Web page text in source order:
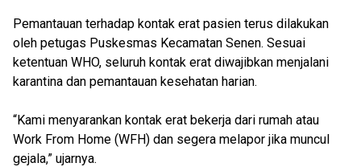
Pemantauan terhadap kontak erat pasien terus dilakukan
oleh petugas Puskesmas Kecamatan Senen. Sesuai
ketentuan WHO, seluruh kontak erat diwajibkan menjalani
karantina dan pemantauan kesehatan harian.
“Kami menyarankan kontak erat bekerja dari rumah atau
Work From Home (WFH) dan segera melapor jika muncul
gejala,” ujarnya.